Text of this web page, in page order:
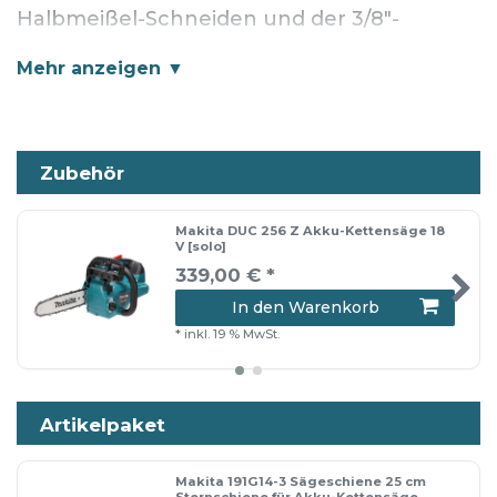
Halbmeißel-Schneiden und der 3/8"-
Schnittbild, ist haltbar und recht einfach zu
Passend für
Makita für Kettensägenaufsatz
EY403MP 191T38-7
Kettensägenaufsatz EY403MP
Makita Akku-Kettensäge DUC254
Makita Akku-Kettensäge DUC256
Makita Akku-Kettensäge UC002G
Zubehör
Makita DUC 256 Z Akku-Kettensäge 18
V [solo]
339,00 € *
In den Warenkorb
* inkl. 19 % MwSt.
Artikelpaket
Makita 191G14-3 Sägeschiene 25 cm